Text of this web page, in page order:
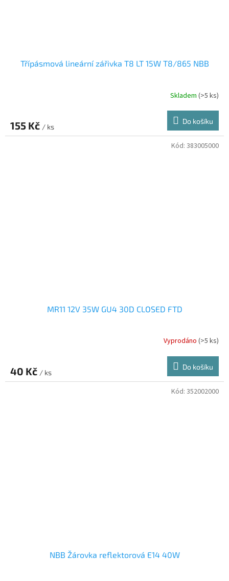
Třípásmová lineární zářivka T8 LT 15W T8/865 NBB
Skladem (>5 ks)
155 Kč / ks
Do košíku
MR11 12V 35W GU4 30D CLOSED FTD
Vyprodáno (>5 ks)
40 Kč / ks
Do košíku
Kód: 383005000
NBB Žárovka reflektorová E14 40W
Kód: 352002000